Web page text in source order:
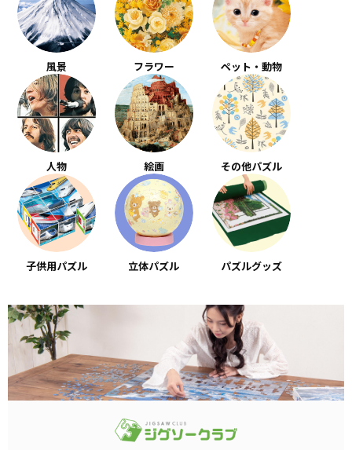
風景 フラワー ペット・動物
人物 絵画 その他パズル
子供用パズル 立体パズル パズルグッズ